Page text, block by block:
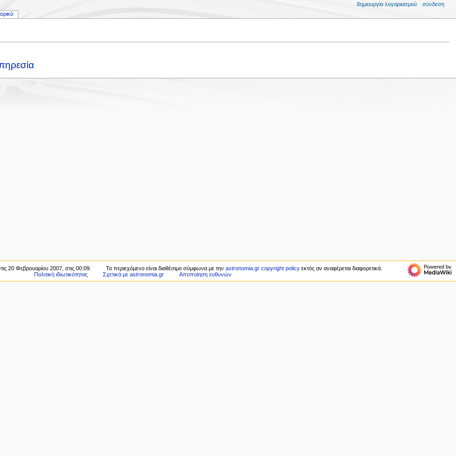
δημιουργία λογαριασμού σύνδεση
20 Φεβρουαρίου 2007, στις 00:09. Το περιεχόμενο είναι διαθέσιμο σύμφωνα με τηνastronomia.gr copyright policy εκτός αν αναφέρεται διαφορετικά.
Πολιτική ιδιωτικότητας
Σχετικά με astronomia.gr Αποποίηση ευθυνών